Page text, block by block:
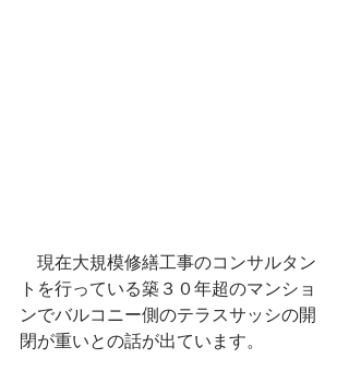
現在大規模修繕工事のコンサルタン
トを行っている築３０年超のマンショ
ンでバルコニー側のテラスサッシの開
閉が重いとの話が出ています。